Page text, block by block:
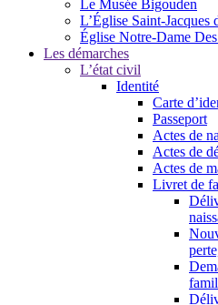
Le Musée Bigouden
L’Église Saint-Jacques
Église Notre-Dame
Les démarches
L’état civil
Identité
Carte
Passeport
Actes de
Actes de
Actes de
Livret de